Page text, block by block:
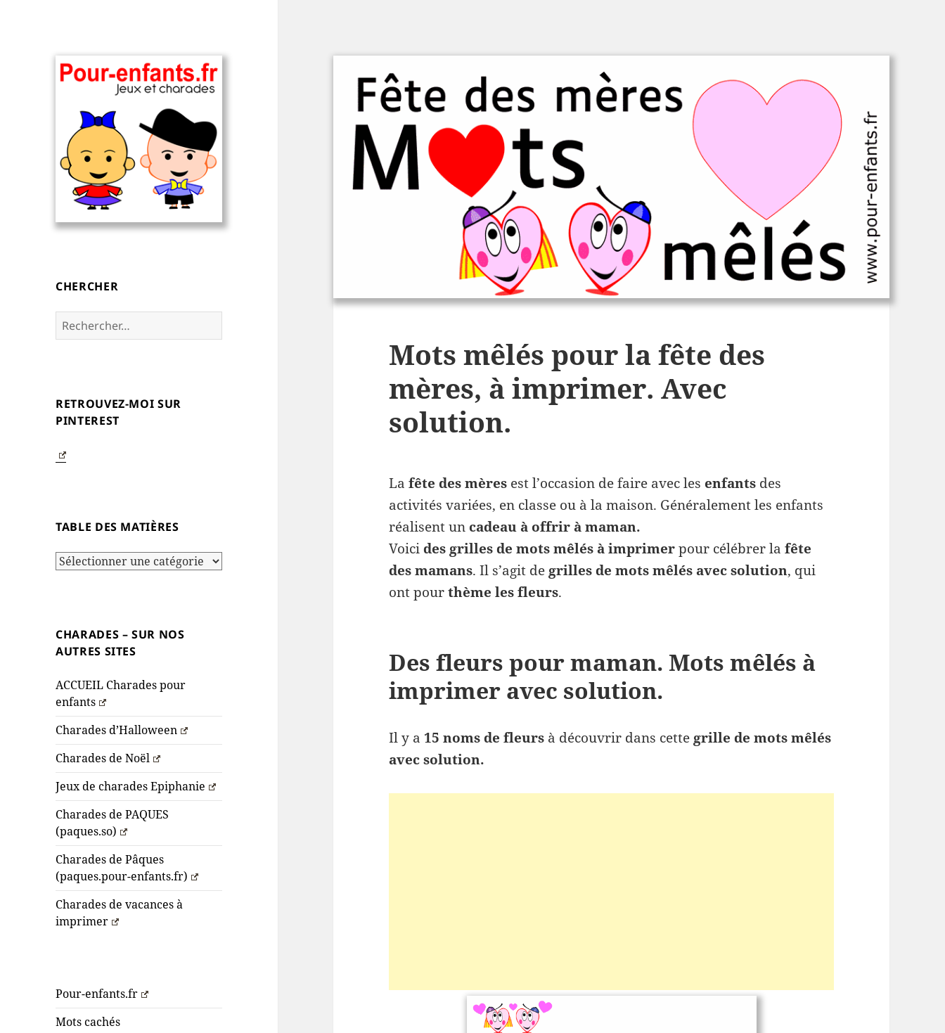
devinettes, pour
enfants.
CHERCHER
Rechercher :
RETROUVEZ-MOI SUR
PINTEREST
TABLE DES MATIÈRES
Table
CHARADES – SUR NOS
AUTRES SITES
ACCUEIL Charades pour
enfants
Charades d’Halloween
Charades de Noël
Jeux de charades Epiphanie
Charades de PAQUES
(paques.so)
Charades de Pâques
(paques.pour-enfants.fr)
Charades de vacances à
imprimer
Pour-enfants.fr
Mots cachés
Mots mêlés pour la fête des
mères, à imprimer. Avec
solution.
Lafête des mères est l’occasion de faire avec les enfants des
activités variées, en classe ou à la maison. Généralement les enfants
réalisent un cadeau à offrir à maman.
Voici des grilles de mots mêlés à imprimerpour célébrer lafête
des mamans. Il s’agit degrilles de mots mêlés avec solution, qui
ont pourthème les fleurs.
Des fleurs pour maman. Mots mêlés à
imprimer avec solution.
Il y a 15 noms de fleurs à découvrir dans cettegrille de mots mêlés
avec solution.